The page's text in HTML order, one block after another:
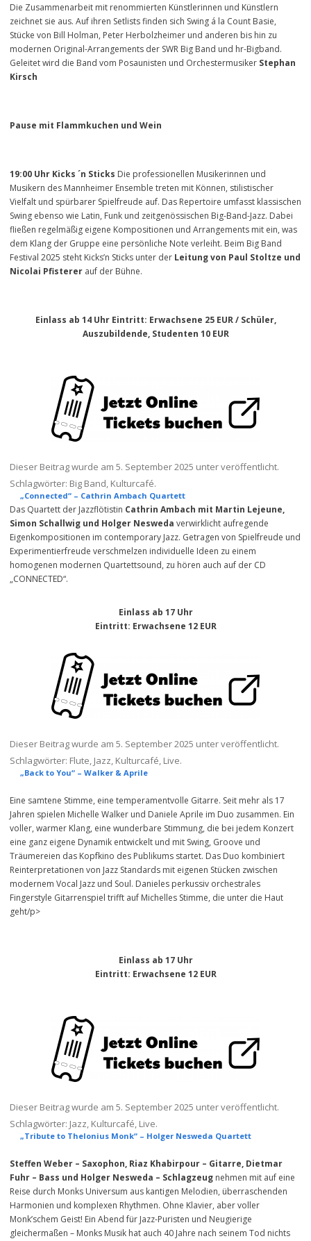
Die Zusammenarbeit mit renommierten Künstlerinnen und Künstlern
zeichnet sie aus. Auf ihren Setlists finden sich Swing á la Count Basie,
Stücke von Bill Holman, Peter Herbolzheimer und anderen bis hin zu
modernen Original-Arrangements der SWR Big Band und hr-Bigband.
Geleitet wird die Band vom Posaunisten und Orchestermusiker Stephan
Kirsch
Pause mit Flammkuchen und Wein
19:00 Uhr Kicks ´n Sticks Die professionellen Musikerinnen und
Musikern des Mannheimer Ensemble treten mit Können, stilistischer
Vielfalt und spürbarer Spielfreude auf. Das Repertoire umfasst klassischen
Swing ebenso wie Latin, Funk und zeitgenössischen Big-Band-Jazz. Dabei
fließen regelmäßig eigene Kompositionen und Arrangements mit ein, was
dem Klang der Gruppe eine persönliche Note verleiht. Beim Big Band
Festival 2025 steht Kicks’n Sticks unter der Leitung von Paul Stoltze und
Nicolai Pfisterer auf der Bühne.
Einlass ab 14 Uhr Eintritt: Erwachsene 25 EUR / Schüler,
Auszubildende, Studenten 10 EUR
Dieser Beitrag wurde am 5. September 2025 unter veröffentlicht.
Schlagwörter: Big Band, Kulturcafé.
„Connected“ – Cathrin Ambach Quartett
Das Quartett der Jazzflötistin Cathrin Ambach mit Martin Lejeune,
Simon Schallwig und Holger Nesweda verwirklicht aufregende
Eigenkompositionen im contemporary Jazz. Getragen von Spielfreude und
Experimentierfreude verschmelzen individuelle Ideen zu einem
homogenen modernen Quartettsound, zu hören auch auf der CD
„CONNECTED“.
Einlass ab 17 Uhr
Eintritt: Erwachsene 12 EUR
Dieser Beitrag wurde am 5. September 2025 unter veröffentlicht.
Schlagwörter: Flute, Jazz, Kulturcafé, Live.
„Back to You“ – Walker & Aprile
Eine samtene Stimme, eine temperamentvolle Gitarre. Seit mehr als 17
Jahren spielen Michelle Walker und Daniele Aprile im Duo zusammen. Ein
voller, warmer Klang, eine wunderbare Stimmung, die bei jedem Konzert
eine ganz eigene Dynamik entwickelt und mit Swing, Groove und
Träumereien das Kopfkino des Publikums startet. Das Duo kombiniert
Reinterpretationen von Jazz Standards mit eigenen Stücken zwischen
modernem Vocal Jazz und Soul. Danieles perkussiv orchestrales
Fingerstyle Gitarrenspiel trifft auf Michelles Stimme, die unter die Haut
geht/p>
Einlass ab 17 Uhr
Eintritt: Erwachsene 12 EUR
Dieser Beitrag wurde am 5. September 2025 unter veröffentlicht.
Schlagwörter: Jazz, Kulturcafé, Live.
„Tribute to Thelonius Monk“ – Holger Nesweda Quartett
Steffen Weber – Saxophon, Riaz Khabirpour – Gitarre, Dietmar
Fuhr – Bass und Holger Nesweda – Schlagzeug nehmen mit auf eine
Reise durch Monks Universum aus kantigen Melodien, überraschenden
Harmonien und komplexen Rhythmen. Ohne Klavier, aber voller
Monk’schem Geist! Ein Abend für Jazz-Puristen und Neugierige
gleichermaßen – Monks Musik hat auch 40 Jahre nach seinem Tod nichts